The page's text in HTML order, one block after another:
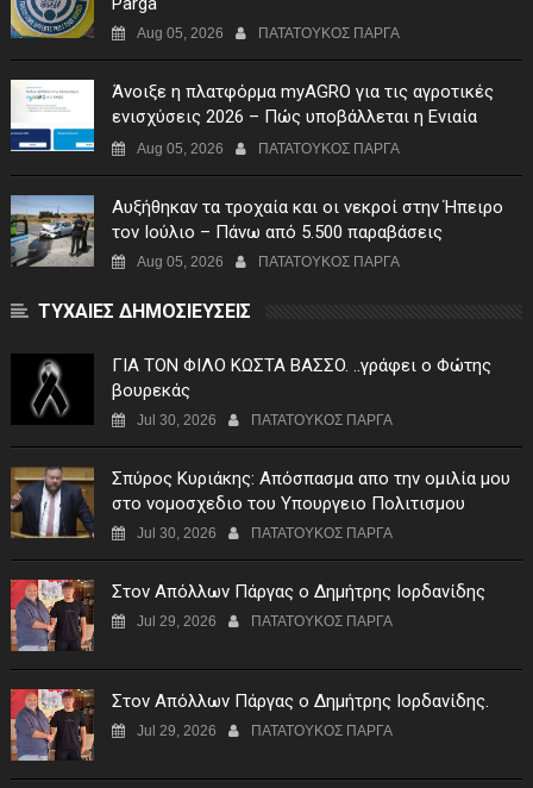
Aug 05, 2026 ΠΑΤΑΤΟΥΚΟΣ ΠΑΡΓΑ
Άνοιξε η πλατφόρμα myAGRO για τις αγροτικές
ενισχύσεις 2026 – Πώς υποβάλλεται η Ενιαία
Αίτηση Ενίσχυσης
Aug 05, 2026 ΠΑΤΑΤΟΥΚΟΣ ΠΑΡΓΑ
Αυξήθηκαν τα τροχαία και οι νεκροί στην Ήπειρο
τον Ιούλιο – Πάνω από 5.500 παραβάσεις
Aug 05, 2026 ΠΑΤΑΤΟΥΚΟΣ ΠΑΡΓΑ
ΤΥΧΑΙΕΣ ΔΗΜΟΣΙΕΥΣΕΙΣ
ΓIA TON ΦIΛO KΩΣTA BAΣΣO. ..γράφει ο Φώτης
βουρεκάς
Jul 30, 2026 ΠΑΤΑΤΟΥΚΟΣ ΠΑΡΓΑ
Σπύρος Κυριάκης: Απόσπασμα απο την ομιλία μου
στο νομοσχεδιο του Υπουργειο Πολιτισμου
Jul 30, 2026 ΠΑΤΑΤΟΥΚΟΣ ΠΑΡΓΑ
Στον Απόλλων Πάργας ο Δημήτρης Ιορδανίδης
Jul 29, 2026 ΠΑΤΑΤΟΥΚΟΣ ΠΑΡΓΑ
Στον Απόλλων Πάργας ο Δημήτρης Ιορδανίδης.
Jul 29, 2026 ΠΑΤΑΤΟΥΚΟΣ ΠΑΡΓΑ